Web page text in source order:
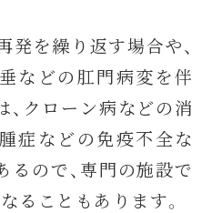
を繰り返す場合や、
などの肛門病変を伴
、クローン病などの消
症などの免疫不全な
るので、専門の施設で
ることもあります。